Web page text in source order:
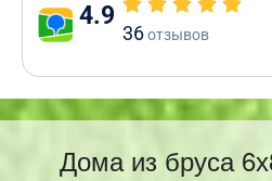
4.9
36отзывов
Дома из бруса